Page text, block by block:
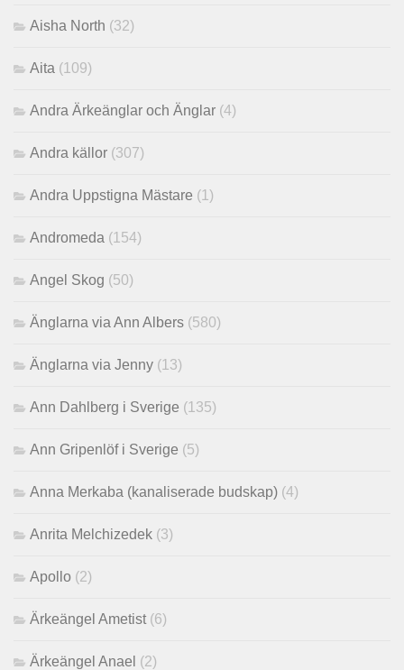
Aisha North (32)
Aita (109)
Andra Ärkeänglar och Änglar (4)
Andra källor (307)
Andra Uppstigna Mästare (1)
Andromeda (154)
Angel Skog (50)
Änglarna via Ann Albers (580)
Änglarna via Jenny (13)
Ann Dahlberg i Sverige (135)
Ann Gripenlöf i Sverige (5)
Anna Merkaba (kanaliserade budskap) (4)
Anrita Melchizedek (3)
Apollo (2)
Ärkeängel Ametist (6)
Ärkeängel Anael (2)